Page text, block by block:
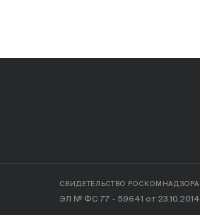
СВИДЕТЕЛЬСТВО РОСКОМНАДЗОРА
ЭЛ № ФС 77 - 59641 от 23.10.2014